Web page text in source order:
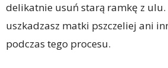
delikatnie usuń starą ramkę z ulu.
uszkadzasz matki pszczeliej ani
podczas tego procesu.